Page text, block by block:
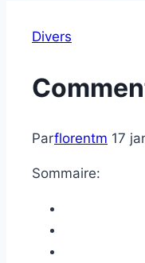
Divers
Parflorentm 17
Sommaire: